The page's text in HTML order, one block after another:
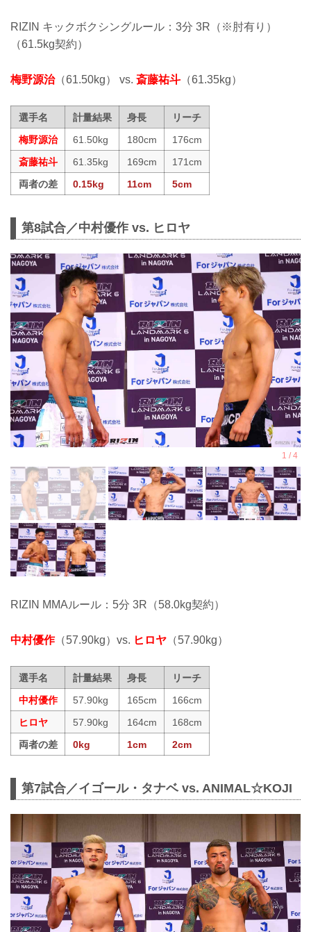
RIZIN キックボクシングルール：3分 3R（※肘有り）
（61.5kg契約）
梅野源治（61.50kg） vs.斎藤祐斗 （61.35kg）
選手名 計量結果 身長
リーチ
梅野源治
61.50kg 180cm
176cm
斎藤祐斗
61.35kg 169cm
171cm
両者の差
0.15kg 11cm 5cm
第8試合／中村優作 vs. ヒロヤ
RIZIN MMAルール：5分 3R（58.0kg契約）
中村優作（57.90kg）vs. ヒロヤ （57.90kg）
選手名 計量結果 身長
リーチ
中村優作
57.90kg 165cm
166cm
ヒロヤ
57.90kg 164cm
168cm
両者の差
0kg 1cm 2cm
第7試合／イゴール・タナベ vs. ANIMAL☆KOJI